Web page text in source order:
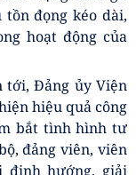
Chấp hành
Chánh Văn phòng
nghị